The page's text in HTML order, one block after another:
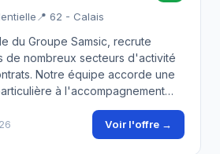
📍 62 - Calais
du Groupe Samsic, recrute
de nombreux secteurs d'activité
Notre équipe accorde une
à l'accompagnement…
Voir l'offre →